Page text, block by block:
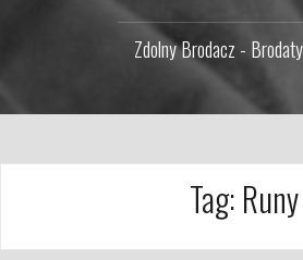
Zdolny Brodacz -
Tag: Runy